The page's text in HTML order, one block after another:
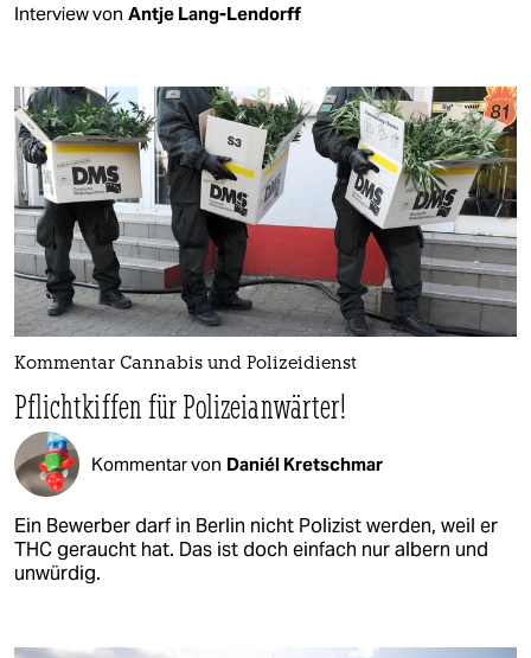
Interview von Antje Lang-Lendorff
Kommentar Cannabis und Polizeidienst
Pflichtkiffen für Polizeianwärter!
Kommentar von Daniél Kretschmar
Ein Bewerber darf in Berlin nicht Polizist werden, weil er
THC geraucht hat. Das ist doch einfach nur albern und
unwürdig.